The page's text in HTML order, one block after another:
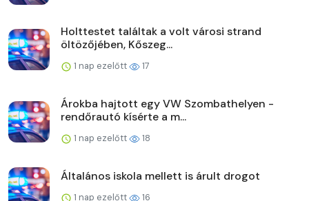
Holttestet találtak a volt városi strand
öltözőjében, Kőszeg...
1 nap ezelőtt 17
Árokba hajtott egy VW Szombathelyen -
rendőrautó kísérte a m...
1 nap ezelőtt 18
Általános iskola mellett is árult drogot
1 nap ezelőtt 16